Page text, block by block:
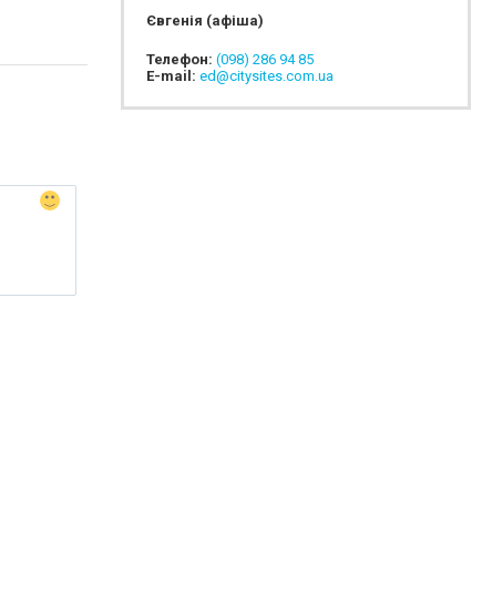
Євгенія (афіша)
Телефон: (098) 286 94 85
E-mail: ed@citysites.com.ua